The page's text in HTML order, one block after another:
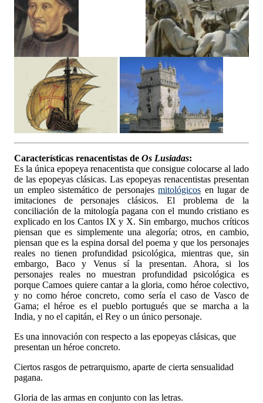
Características renacentistas de Os Lusiadas:
Es la única epopeya renacentista que consigue colocarse al lado
de las epopeyas clásicas. Las epopeyas renacentistas presentan
un empleo sistemático de personajesmitológicos en lugar de
imitaciones de personajes clásicos. El problema de la
conciliación de la mitología pagana con el mundo cristiano es
explicado en los Cantos IX y X. Sin embargo, muchos críticos
piensan que es simplemente una alegoría; otros, en cambio,
piensan que es la espina dorsal del poema y que los personajes
reales no tienen profundidad psicológica, mientras que, sin
embargo, Baco y Venus sí la presentan. Ahora, si los
personajes reales no muestran profundidad psicológica es
porque Camoes quiere cantar a la gloria, como héroe colectivo,
y no como héroe concreto, como sería el caso de Vasco de
Gama; el héroe es el pueblo portugués que se marcha a la
India, y no el capitán, el Rey o un único personaje.
Es una innovación con respecto a las epopeyas clásicas, que
presentan un héroe concreto.
Ciertos rasgos de petrarquismo, aparte de cierta sensualidad
pagana.
Gloria de las armas en conjunto con las letras.